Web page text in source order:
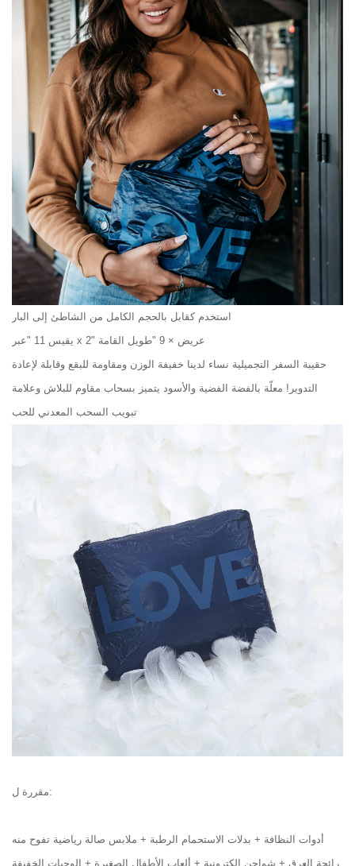
استخدم كقابل بالحجم الكامل من الشاطئ إلى البار
يقيس 11 "عبر x 2" عريض × 9 "طويل القامة
حقيبة السفر التجميلية نساء لدينا خفيفة الوزن ومقاومة للبقع وقابلة لإعادة
التدوير! معلّة بالفضة الفضية والأسود يتميز بسحاب مقاوم للبلاش وعلامة
تبويب السحب المعدني للحب
مقررة ل:
أدوات النظافة + بدلات الاستحمام الرطبة + ملابس صالة رياضية تفوح منه
رائحة العرق + شواحن إلكترونية + ألعاب الأطفال الصغيرة + الوجبات الخفيفة